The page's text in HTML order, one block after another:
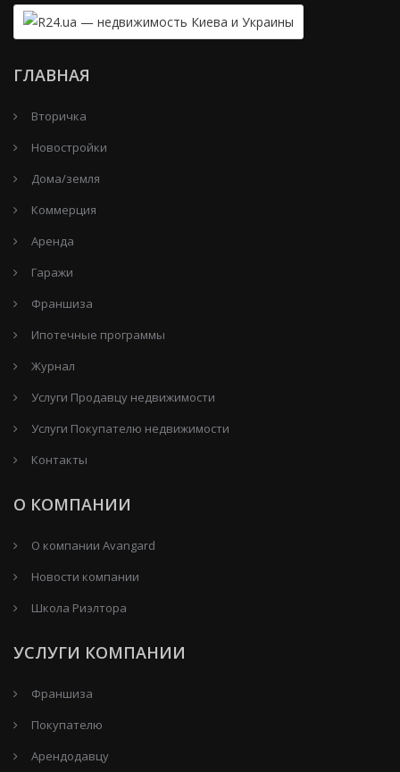
ГЛАВНАЯ
Вторичка
Новостройки
Дома/земля
Коммерция
Аренда
Гаражи
Франшиза
Ипотечные программы
Журнал
Услуги Продавцу недвижимости
Услуги Покупателю недвижимости
Контакты
О КОМПАНИИ
О компании Avangard
Новости компании
Школа Риэлтора
УСЛУГИ КОМПАНИИ
Франшиза
Покупателю
Арендодавцу